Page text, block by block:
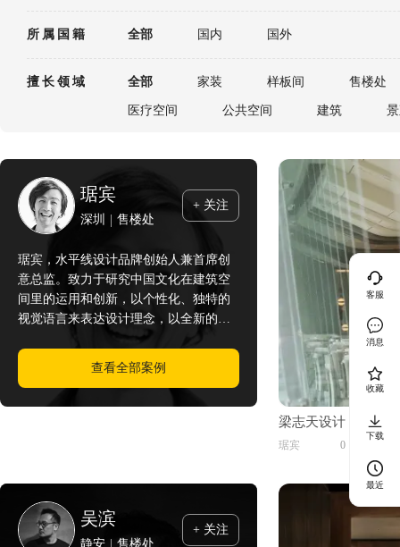
4 扎哈·哈迪德
吴滨
所属国籍 全部 国内 国外
擅长领域 全部 家装 样板间 售楼处
医疗空间 公共空间 建筑
琚宾
深圳 售楼处
+ 关注
琚宾，水平线设计品牌创始人兼首席创
意总监。致力于研究中国文化在建筑空
间里的运用和创新，以个性化、独特的
视觉语言来表达设计理念，以全新的视
觉传达来解读中国文化元素。
查看全部案例
梁志天设计 | 香港
琚宾 0
吴滨
静安 售楼处
+ 关注
客服
消息
收藏
下载
最近